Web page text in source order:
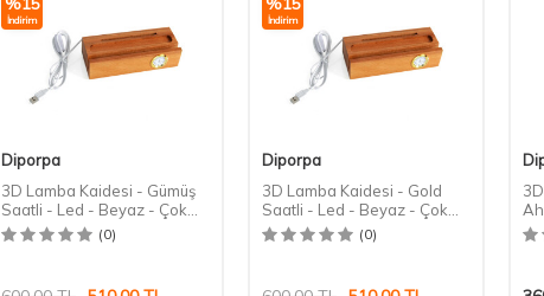
İndirim
Diporpa
3D Lamba Kaidesi - Gümüş
Saatli - Led - Beyaz - Çok
Amaçlı
(0)
İndirim
Diporpa
3D Lamba Kaidesi - Gold
Saatli - Led - Beyaz - Çok
Amaçlı
(0)